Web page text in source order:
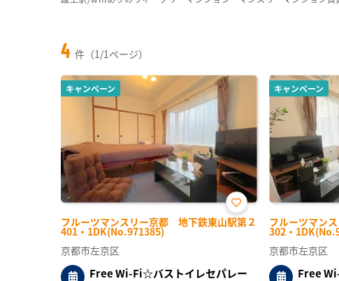
4 件（1/1ページ）
キャンペーン
フルーツマンスリー京都 地下鉄東山駅第２
401・1DK(No.971385)
お気
に入
京都市左京区
Free Wi-Fi☆バストイレセパレー
キャンペーン
フルーツマン
302・
京都市左京区
Free